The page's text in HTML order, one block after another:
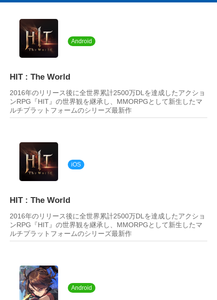
Android
HIT : The World
2016年のリリース後に全世界累計2500万DLを達成したアクショ
ンRPG『HIT』の世界観を継承し、MMORPGとして新生したマ
ルチプラットフォームのシリーズ最新作
iOS
HIT : The World
2016年のリリース後に全世界累計2500万DLを達成したアクショ
ンRPG『HIT』の世界観を継承し、MMORPGとして新生したマ
ルチプラットフォームのシリーズ最新作
Android